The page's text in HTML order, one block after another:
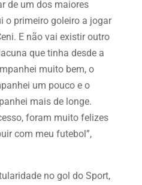
de um dos maiores
o primeiro goleiro a jogar
E não vai existir outro
que tinha desde a
muito bem, o
um pouco e o
mais de longe.
foram muito felizes
com meu futebol”,
no gol do Sport,